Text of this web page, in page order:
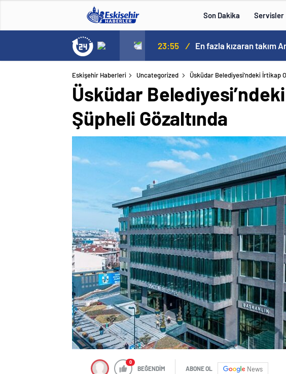
Son Dakika Servisler
Senato buz gibi… 23:55 / En fazla kızaran takım
Eskişehir Haberleri Uncategorized Üsküdar Belediyesi’ndeki İrtikap
Üsküdar
Şüpheli Gözaltında
0
BEĞENDİM ABONE OL News